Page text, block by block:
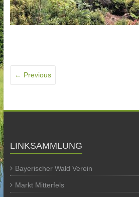
← Previous
LINKSAMMLUNG
Bayerischer Wald Verein
Markt Mitterfels